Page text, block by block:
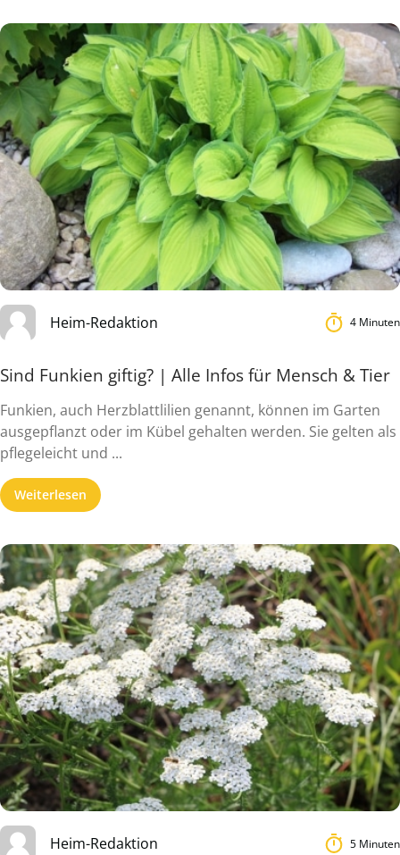
Heim-Redaktion 4 Minuten
Sind Funkien giftig? | Alle Infos für Mensch & Tier
Funkien, auch Herzblattlilien genannt, können im Garten
ausgepflanzt oder im Kübel gehalten werden. Sie gelten als
pflegeleicht und ...
Weiterlesen
Heim-Redaktion 5 Minuten